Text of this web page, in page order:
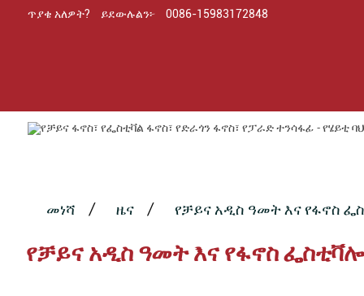
ጥያቄ አለዎት? ይደውሉልን፦ 0086-15983172848
መነሻ ዜና የቻይና አዲስ ዓመት እና የፋኖስ
የቻይና አዲስ ዓመት እና የፋኖስ